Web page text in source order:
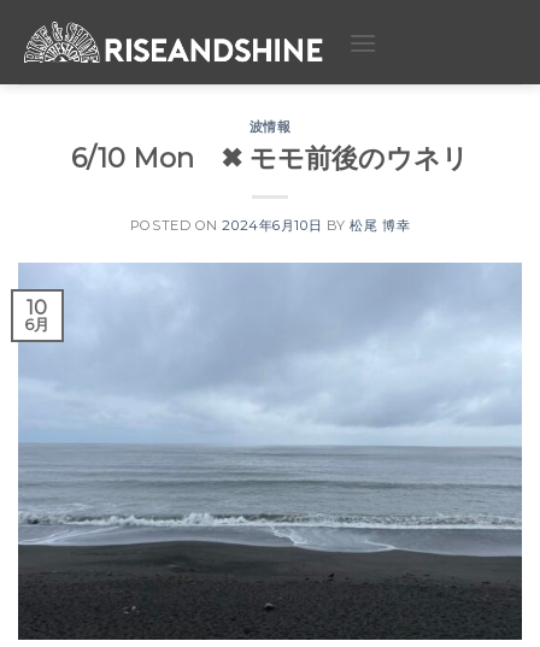
波情報
6/10 Mon ✖︎ モモ前後のウネリ
POSTED ON2024年6月10日 BY松尾 博幸
10
6月